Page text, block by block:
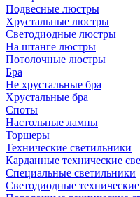
Подвесные люстры
Хрустальные люстры
Светодиодные люстры
На штанге люстры
Потолочные люстры
Бра
Не хрустальные бра
Хрустальные бра
Споты
Настольные лампы
Торшеры
Технические светильники
Карданные технические
Специальные светильники
Светодиодные